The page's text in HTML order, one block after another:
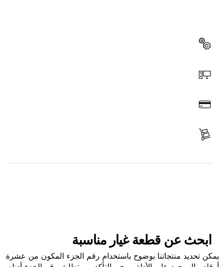
ابحث عن قطعة غيار مناسبة
تحديد منتجاتنا بوضوح باستخدام رقم الجزء المكون من عشرة